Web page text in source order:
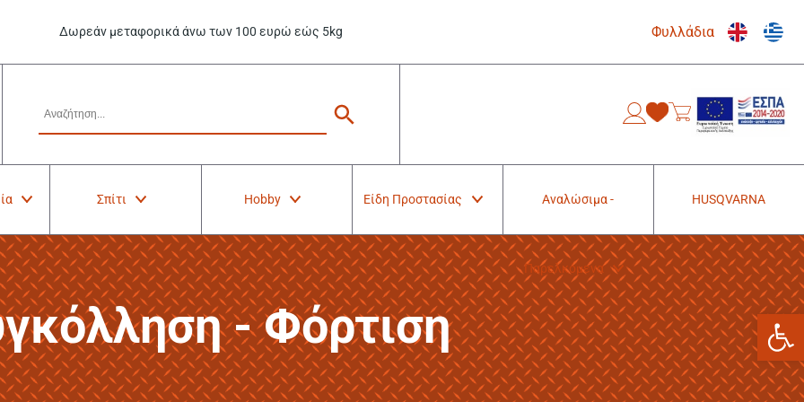
Δωρεάν μεταφορικά άνω των 100 ευρώ εώς 5kg Φυλλάδια
Σπίτι Hobby Είδη Προστασίας Αναλώσιμα -
Παρελκόμενα
HUSQVARNA
- Φόρτιση